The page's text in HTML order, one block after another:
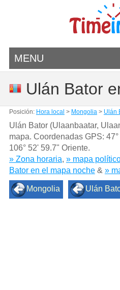
MENU
Ulán Bator
Posición: Hora local > Mongolia> Ulán
Ulán Bator (Ulaanbaatar,
mapa. Coordenadas GPS:
106° 52' 59.7" Oriente.
» Zona horaria, » mapa
Bator en el mapa noche& »
Mongolia Ulán